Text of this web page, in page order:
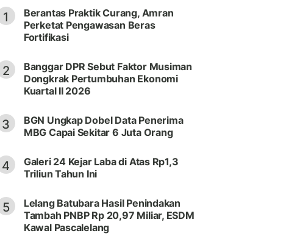
1
Berantas Praktik Curang, Amran
Perketat Pengawasan Beras
Fortifikasi
2
Banggar DPR Sebut Faktor Musiman
Dongkrak Pertumbuhan Ekonomi
Kuartal II 2026
3
BGN Ungkap Dobel Data Penerima
MBG Capai Sekitar 6 Juta Orang
4
Galeri 24 Kejar Laba di Atas Rp1,3
Triliun Tahun Ini
5
Lelang Batubara Hasil Penindakan
Tambah PNBP Rp 20,97 Miliar, ESDM
Kawal Pascalelang